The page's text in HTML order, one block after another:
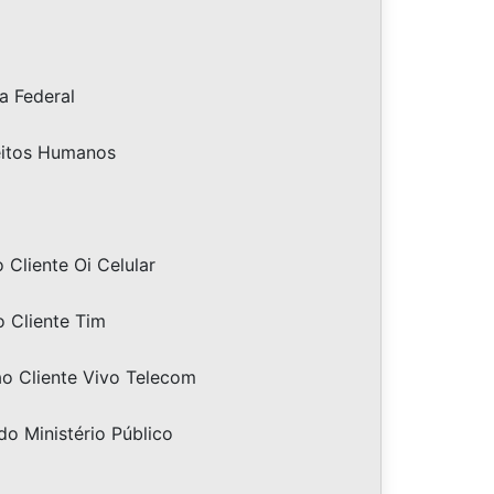
Federal
Humanos
Cliente Oi Celular
Cliente Tim
Cliente Vivo Telecom
Ministério Público